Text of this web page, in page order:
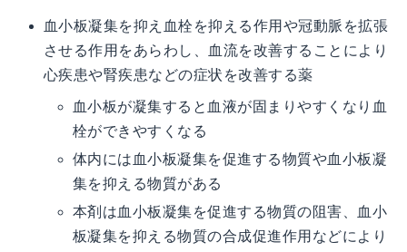
血小板凝集を抑え血栓を抑える作用や冠動脈を拡張
させる作用をあらわし、血流を改善することにより
心疾患や腎疾患などの症状を改善する薬
血小板が凝集すると血液が固まりやすくなり血
栓ができやすくなる
体内には血小板凝集を促進する物質や血小板凝
集を抑える物質がある
本剤は血小板凝集を促進する物質の阻害、血小
板凝集を抑える物質の合成促進作用などにより